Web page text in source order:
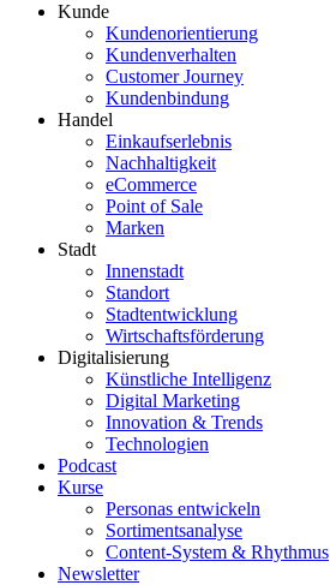
Kunde
Kundenorientierung
Kundenverhalten
Customer Journey
Kundenbindung
Handel
Einkaufserlebnis
Nachhaltigkeit
eCommerce
Point of Sale
Marken
Stadt
Innenstadt
Standort
Stadtentwicklung
Wirtschaftsförderung
Digitalisierung
Künstliche Intelligenz
Digital Marketing
Innovation & Trends
Technologien
Podcast
Kurse
Personas entwickeln
Sortimentsanalyse
Content-System & Rhythmus
Newsletter